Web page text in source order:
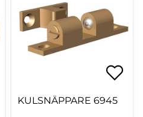
KULSNÄPPARE 6945